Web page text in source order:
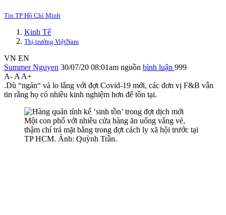
Tin TP Hồ Chí Minh
Kinh Tế
Thị trường ViệtNam
VN EN
Summer Nguyen 30/07/20 08:01am nguồn bình luận 999
A- A A+
.Dù “ngán“ và lo lắng với đợt Covid-19 mới, các đơn vị F&B vẫn
tin rằng họ có nhiều kinh nghiệm hơn để tồn tại.
Một con phố với nhiều cửa hàng ăn uống vắng vẻ,
thậm chí trả mặt bằng trong đợt cách ly xã hội trước tại
TP HCM. Ảnh: Quỳnh Trần.